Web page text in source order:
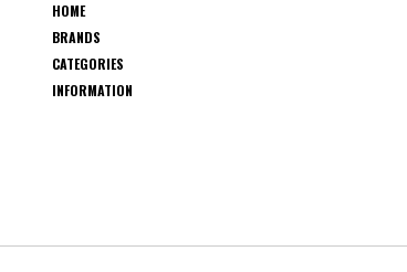
HOME
BRANDS
CATEGORIES
INFORMATION